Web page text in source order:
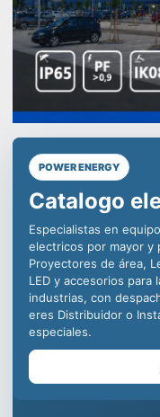
POWER ENERGY
Líderes en
iluminación
industria,
para
calidad
Somos especialistas
para la minería,
productos como